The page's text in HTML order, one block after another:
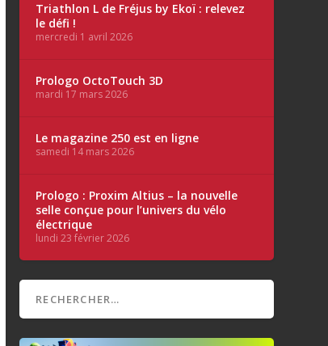
Triathlon L de Fréjus by Ekoï : relevez
le défi !
mercredi 1 avril 2026
Prologo OctoTouch 3D
mardi 17 mars 2026
Le magazine 250 est en ligne
samedi 14 mars 2026
Prologo : Proxim Altius – la nouvelle
selle conçue pour l’univers du vélo
électrique
lundi 23 février 2026